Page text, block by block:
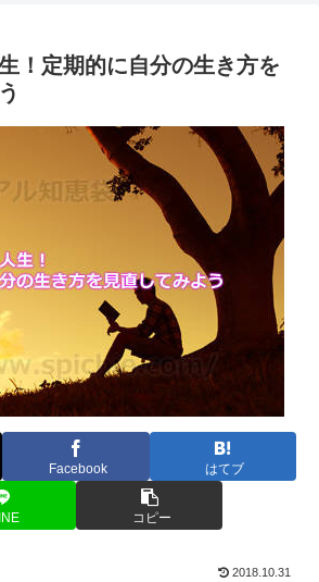
！定期的に自分の生き方を
Facebook はてブ
コピー
2018.10.31